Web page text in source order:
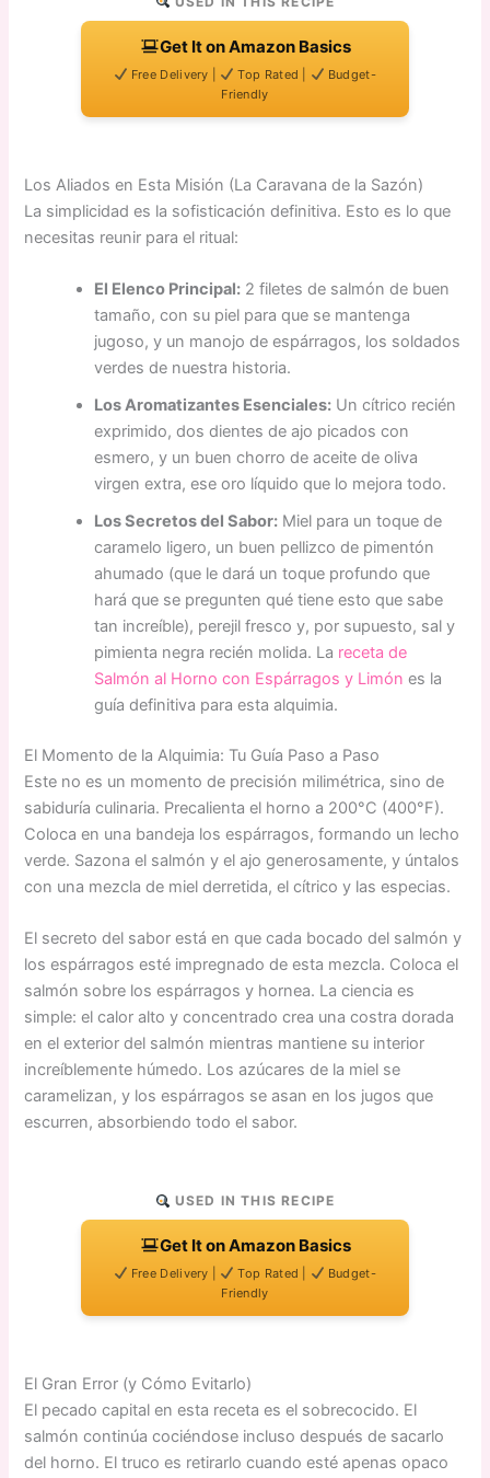
Get It on Amazon Basics
Free Delivery | Top Rated |
Budget-
Friendly
Los Aliados en Esta Misión (La Caravana de la Sazón)
La simplicidad es la sofisticación definitiva. Esto es lo que
necesitas reunir para el ritual:
El Elenco Principal: 2 filetes de salmón de buen
tamaño, con su piel para que se mantenga
jugoso, y un manojo de espárragos, los soldados
verdes de nuestra historia.
Los Aromatizantes Esenciales: Un cítrico recién
exprimido, dos dientes de ajo picados con
esmero, y un buen chorro de aceite de oliva
virgen extra, ese oro líquido que lo mejora todo.
Los Secretos del Sabor: Miel para un toque de
caramelo ligero, un buen pellizco de pimentón
ahumado (que le dará un toque profundo que
hará que se pregunten qué tiene esto que sabe
tan increíble), perejil fresco y, por supuesto, sal y
pimienta negra recién molida. La receta de
Salmón al Horno con Espárragos y Limón es la
guía definitiva para esta alquimia.
El Momento de la Alquimia: Tu Guía Paso a Paso
Este no es un momento de precisión milimétrica, sino de
sabiduría culinaria. Precalienta el horno a 200°C (400°F).
Coloca en una bandeja los espárragos, formando un lecho
verde. Sazona el salmón y el ajo generosamente, y úntalos
con una mezcla de miel derretida, el cítrico y las especias.
El secreto del sabor está en que cada bocado del salmón y
los espárragos esté impregnado de esta mezcla. Coloca el
salmón sobre los espárragos y hornea. La ciencia es
simple: el calor alto y concentrado crea una costra dorada
en el exterior del salmón mientras mantiene su interior
increíblemente húmedo. Los azúcares de la miel se
caramelizan, y los espárragos se asan en los jugos que
escurren, absorbiendo todo el sabor.
USED IN THIS RECIPE
Get It on Amazon Basics
Free Delivery | Top Rated |
Budget-
Friendly
El Gran Error (y Cómo Evitarlo)
El pecado capital en esta receta es el sobrecocido. El
salmón continúa cociéndose incluso después de sacarlo
del horno. El truco es retirarlo cuando esté apenas opaco